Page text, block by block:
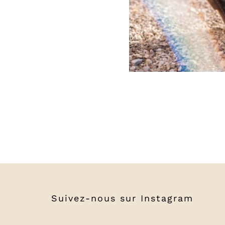
Suivez-nous sur Instagram